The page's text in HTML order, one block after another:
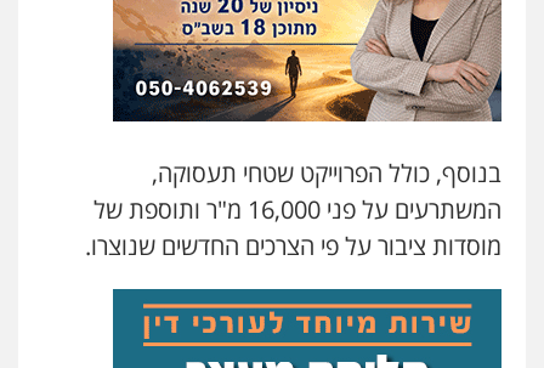
בנוסף, כולל הפרוייקט שטחי תעסוקה,
המשתרעים על פני 16,000 מ"ר ותוספת של
מוסדות ציבור על פי הצרכים החדשים שנוצרו.